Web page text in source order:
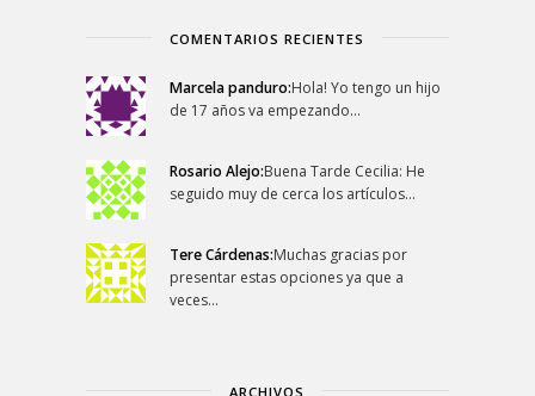
COMENTARIOS RECIENTES
Marcela panduro:Hola! Yo tengo un hijo
de 17 años va empezando…
Rosario Alejo:Buena Tarde Cecilia: He
seguido muy de cerca los artículos…
Tere Cárdenas:Muchas gracias por
presentar estas opciones ya que a
veces…
ARCHIVOS